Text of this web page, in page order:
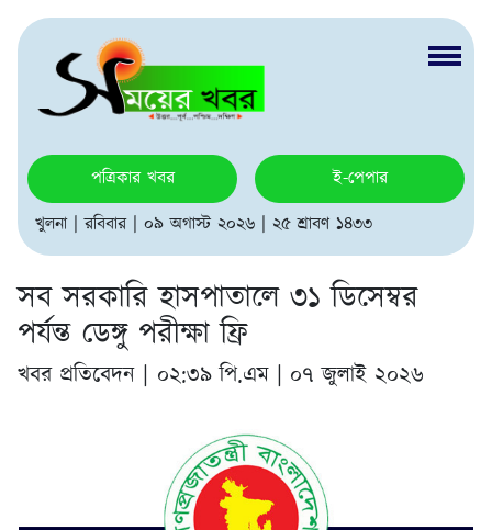
পত্রিকার খবর
ই-পেপার
খুলনা | রবিবার | ০৯ অগাস্ট ২০২৬ | ২৫ শ্রাবণ ১৪৩৩
সব সরকারি হাসপাতালে ৩১ ডিসেম্বর
পর্যন্ত ডেঙ্গু পরীক্ষা ফ্রি
খবর প্রতিবেদন | ০২:৩৯ পি.এম | ০৭ জুলাই ২০২৬